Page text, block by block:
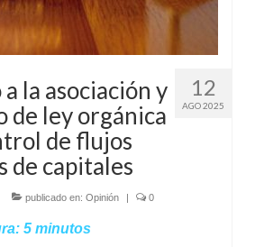
12
AGO 2025
la asociación y
de ley orgánica
de flujos
de capitales
publicado en: Opinión | 0
5 minutos